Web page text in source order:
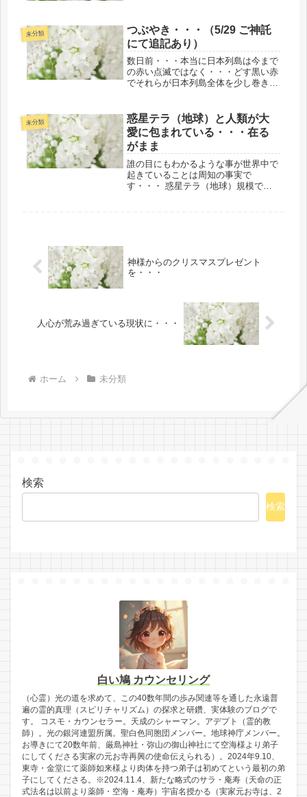
なりのご縁のある人たちがお仕組みで
集まり・・・日程的に人数的なこと
も...
未分類
つぶやき・・・（5/29 ご神託
にて追記あり）
数日前・・・本当に日本列島は今まで
の赤い点滅ではなく・・・どす黒い赤
でそれらが日本列島全体を少し巻き込
行き、パイプ役で共同創造をさせてい
ただいて・・・終わると共に、神々様
方...
未分類
惑星テラ（地球）と人類が大
愛に包まれている・・・在る
がまま
誰の目にもわかるような事が世界中で
起きていることは周知の事実で
す・・・ 惑星テラ（地球）規模での
神様からのクリスマスプレゼント
を・・・
人心が荒み過ぎている現状に・・・
ホーム 未分類
検索
検索
白い鳩 カウンセリング
（心霊）光の道を求めて、この40数年間の歩み関連等を通した永遠普
遍の霊的真理（スピリチャリズム）の探求と研鑽、実体験のブログで
す。 コスモ・カウンセラー。天成のシャーマン。アデプト（霊的教
師）。光の銀河連盟所属。聖白色同胞団メンバー。地球神庁メンバー。
お導きにて20数年前、厳島神社・弥山の御山神社にて空海様より弟子
にしてくださる実家の元お寺再興の使命伝えられる）。2024年9.10、
東寺・金堂にて薬師如来様より肉体を持つ弟子は初めてという最初の弟
子にしてくださる。※2024.11.4、新たな略式のサラ・庵寿（天命の正
式法名は以前より薬師・空海・庵寿）宇宙名授かる（実家元お寺は、2